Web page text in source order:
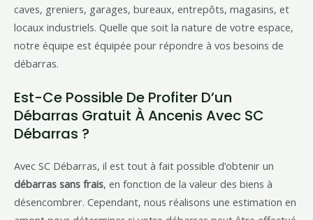
caves, greniers, garages, bureaux, entrepôts, magasins, et
locaux industriels. Quelle que soit la nature de votre espace,
notre équipe est équipée pour répondre à vos besoins de
débarras.
Est-Ce Possible De Profiter D’un
Débarras Gratuit À Ancenis Avec SC
Débarras ?
Avec SC Débarras, il est tout à fait possible d’obtenir un
débarras sans frais, en fonction de la valeur des biens à
désencombrer. Cependant, nous réalisons une estimation en